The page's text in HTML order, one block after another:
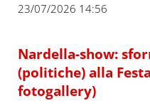
23/07/2026 14:56
Nardella-show:
(politiche) alla
fotogallery)